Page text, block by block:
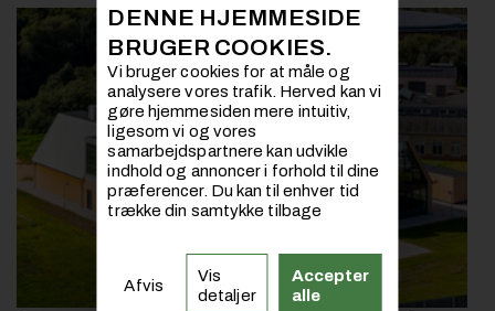
DENNE HJEMMESIDE
BRUGER COOKIES.
Vi bruger cookies for at måle og
analysere vores trafik. Herved kan vi
gøre hjemmesiden mere intuitiv,
ligesom vi og vores
samarbejdspartnere kan udvikle
indhold og annoncer i forhold til dine
præferencer. Du kan til enhver tid
trække din samtykke tilbage
Afvis
Vis
detaljer
Accepter
alle